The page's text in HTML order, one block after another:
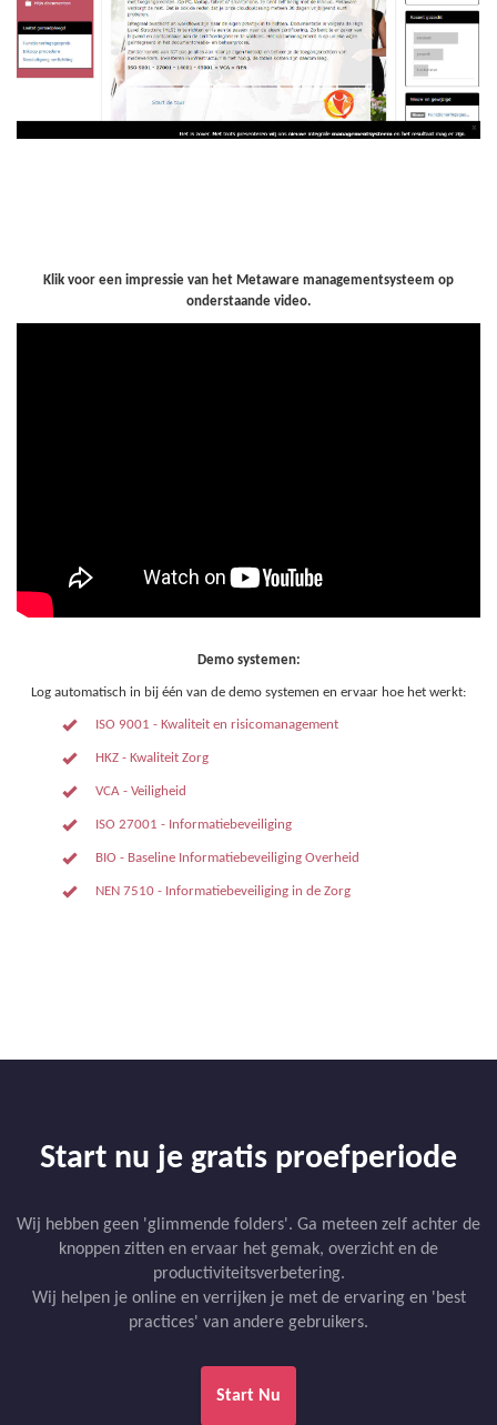
Klik voor een impressie van het Metaware managementsysteem op
onderstaande video.
Demo systemen:
Log automatisch in bij één van de demo systemen en ervaar hoe het werkt:
ISO 9001 - Kwaliteit en risicomanagement
HKZ - Kwaliteit Zorg
VCA - Veiligheid
ISO 27001 - Informatiebeveiliging
BIO - Baseline Informatiebeveiliging Overheid
NEN 7510 - Informatiebeveiliging in de Zorg
Start nu je gratis proefperiode
Wij hebben geen 'glimmende folders'. Ga meteen zelf achter de
knoppen zitten en ervaar het gemak, overzicht en de
productiviteitsverbetering.
Wij helpen je online en verrijken je met de ervaring en 'best
practices' van andere gebruikers.
Start Nu